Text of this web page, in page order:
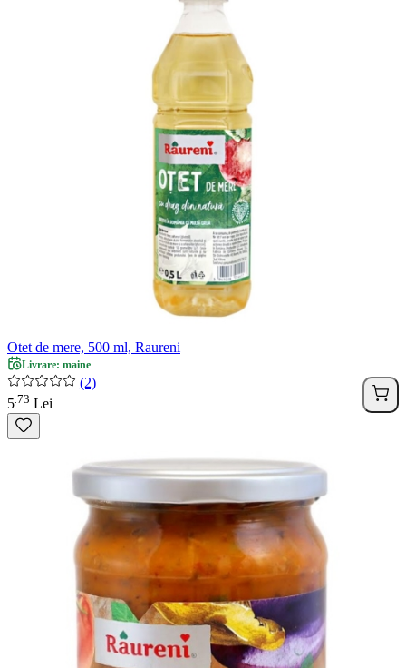
Otet de mere, 500 ml, Raureni
Livrare: maine
(2)
5 73 Lei